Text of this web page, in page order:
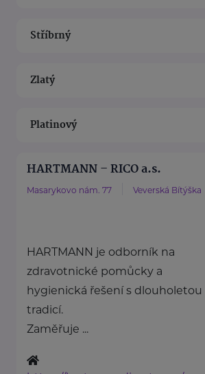
Stříbrný
Zlatý
Platinový
HARTMANN – RICO a.s.
Masarykovo nám. 77 Veverská Bítýška
HARTMANN je odborník na
zdravotnické pomůcky a
hygienická řešení s dlouholetou
tradicí.
Zaměřuje ...